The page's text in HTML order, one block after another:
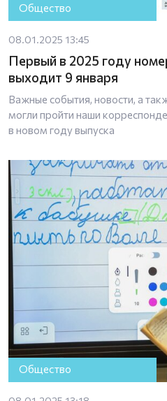
Общество
08.01.2025 13:45
Первый в 2025 году
выходит 9 января
Важные события, новости, а
могли пройти наши
в новом году выпуска
Общество